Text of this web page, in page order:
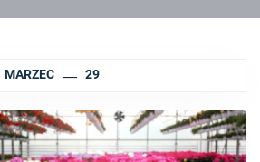
MARZEC 29